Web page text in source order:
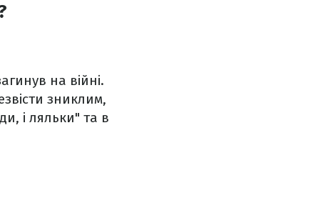
на війні.
зниклим,
і ляльки" та в